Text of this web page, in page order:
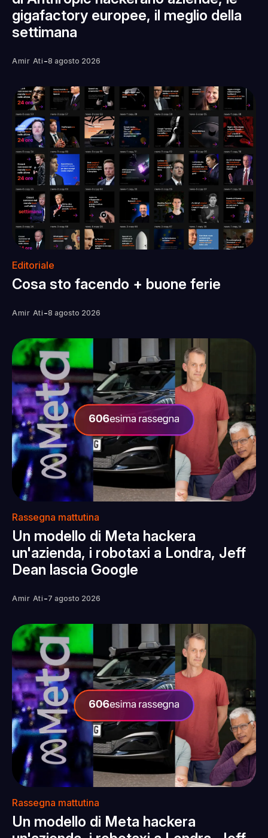
gigafactory europee, il meglio della
settimana
Amir Ati -8 agosto 2026
Editoriale
Cosa sto facendo + buone ferie
Amir Ati -8 agosto 2026
Rassegna mattutina
Un modello di Meta hackera
un'azienda, i robotaxi a Londra, Jeff
Dean lascia Google
Amir Ati -7 agosto 2026
Rassegna mattutina
Un modello di Meta hackera